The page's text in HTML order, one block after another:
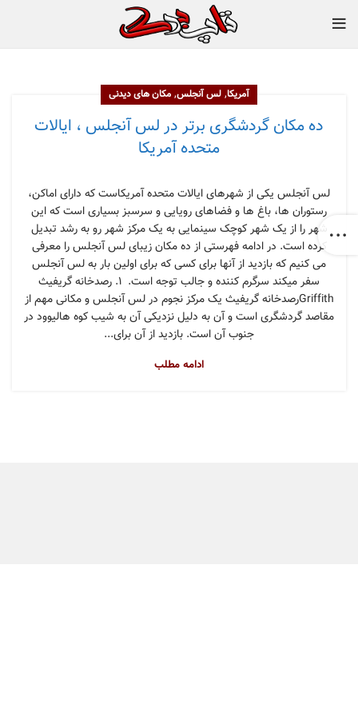
آمریکا, لس آنجلس, مکان های دیدنی
ده مکان گردشگری برتر در لس آنجلس ، ایالات
متحده آمریکا
لس آنجلس یکی از شهرهای ایالات متحده آمریکاست که دارای اماکن،
رستوران ها، باغ ها و فضاهای رویایی و سرسبز بسیاری است که این
شهر را از یک شهر کوچک سینمایی به یک مرکز شهر رو به رشد تبدیل
کرده است. در ادامه فهرستی از ده مکان زیبای لس آنجلس را معرفی
می کنیم که بازدید از آنها برای کسی که برای اولین بار به لس آنجلس
سفر میکند سرگرم کننده و جالب توجه است. ۱. رصدخانه گریفیث
Griffithرصدخانه گریفیث یک مرکز نجوم در لس آنجلس و مکانی مهم از
مقاصد گردشگری است و آن به دلیل نزدیکی آن به شیب کوه هالیوود در
جنوب آن است. بازدید از آن برای...
ادامه مطلب